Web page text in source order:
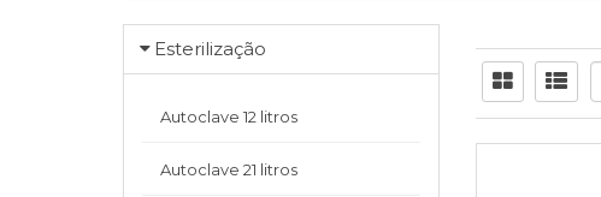
Esterilização
Autoclave 12 litros
Autoclave 21 litros